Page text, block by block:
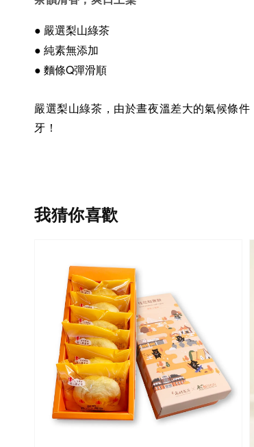
● 嚴選梨山綠茶
● 純素無添加
● 麵條Q彈滑順
嚴選梨山綠茶，由於晝夜溫差大的氣候條
牙！
我猜你喜歡